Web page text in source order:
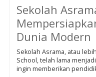
Sekolah
Dunia Modern
Sekolah Asrama, atau
School, telah lama
ingin memberikan